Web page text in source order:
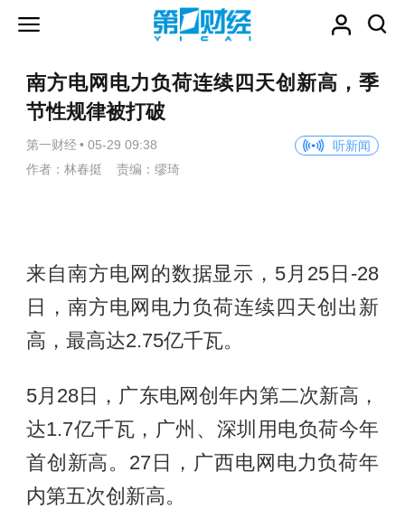
南方电网电力负荷连续四天创新高，季
节性规律被打破
第一财经 • 05-29 09:38
听新闻
作者：林春挺 责编：缪琦
来自南方电网的数据显示，5月25日-28
日，南方电网电力负荷连续四天创出新
高，最高达2.75亿千瓦。
5月28日，广东电网创年内第二次新高，
达1.7亿千瓦，广州、深圳用电负荷今年
首创新高。27日，广西电网电力负荷年
内第五次创新高。